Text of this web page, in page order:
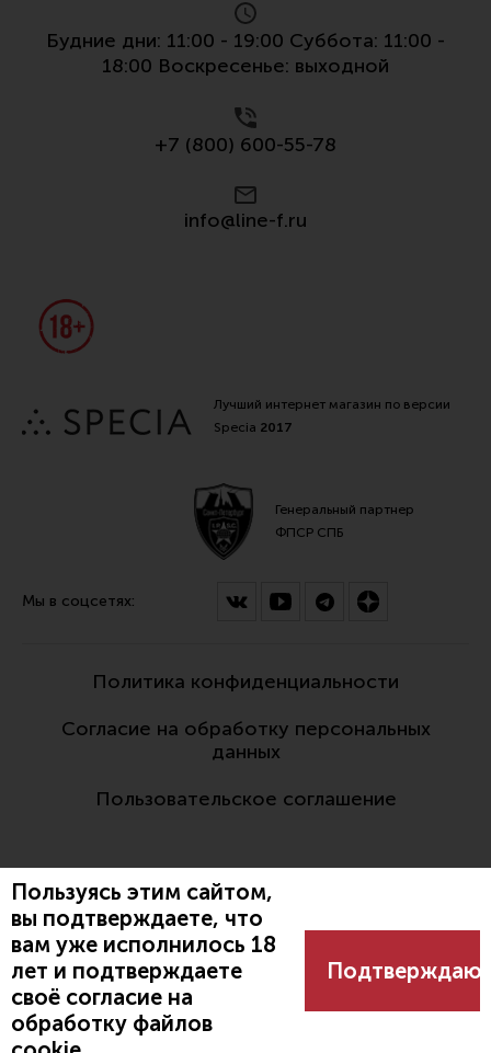
Пользуясь этим сайтом,
вы подтверждаете, что
вам уже исполнилось 18
лет и подтверждаете
своё согласие на
обработку файлов
Подтверждаю
Будние дни: 11:00 - 19:00 Суббота: 11:00 -
18:00 Воскресенье: выходной
+7 (800) 600-55-78
info@line-f.ru
Лучший интернет магазин по версии
Specia 2017
Генеральный партнер
ФПСР СПБ
Мы в соцсетях:
Политика конфиденциальности
Согласие на обработку персональных
данных
Пользовательское соглашение
Разработано: